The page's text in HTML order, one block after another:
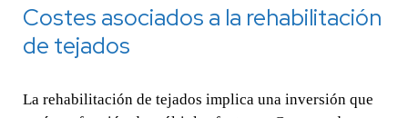
Costes asociados a la rehabilitación
de tejados
La rehabilitación de tejados implica una inversión que